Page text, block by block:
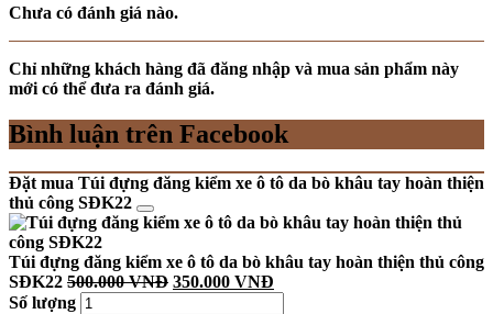
Chưa có đánh giá nào.
Chỉ những khách hàng đã đăng nhập và mua sản phẩm này
mới có thể đưa ra đánh giá.
Bình luận trên Facebook
Đặt mua Túi đựng đăng kiểm xe ô tô da bò khâu tay hoàn thiện
thủ công SĐK22
Túi đựng đăng kiểm xe ô tô da bò khâu tay hoàn thiện thủ công
SĐK22 500.000VNĐ 350.000 VNĐ
Số lượng